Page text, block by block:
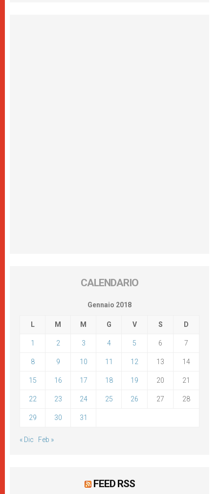
CALENDARIO
Gennaio 2018
L M M G V S D
1 2 3 4 5 6 7
8 9 10 11 12 13 14
15 16 17 18 19 20 21
22 23 24 25 26 27 28
29 30 31
« Dic Feb »
FEED RSS